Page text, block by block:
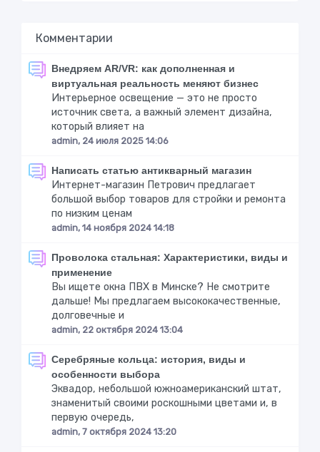
Комментарии
Внедряем AR/VR: как дополненная и
виртуальная реальность меняют бизнес
Интерьерное освещение — это не просто
источник света, а важный элемент дизайна,
который влияет на
admin, 24 июля 2025 14:06
Написать статью антикварный магазин
Интернет-магазин Петрович предлагает
большой выбор товаров для стройки и ремонта
по низким ценам
admin, 14 ноября 2024 14:18
Проволока стальная: Характеристики, виды и
применение
Вы ищете окна ПВХ в Минске? Не смотрите
дальше! Мы предлагаем высококачественные,
долговечные и
admin, 22 октября 2024 13:04
Серебряные кольца: история, виды и
особенности выбора
Эквадор, небольшой южноамериканский штат,
знаменитый своими роскошными цветами и, в
первую очередь,
admin, 7 октября 2024 13:20